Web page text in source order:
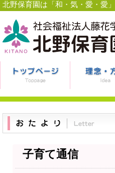
北野保育園は「和・気・愛・愛
子育て通信